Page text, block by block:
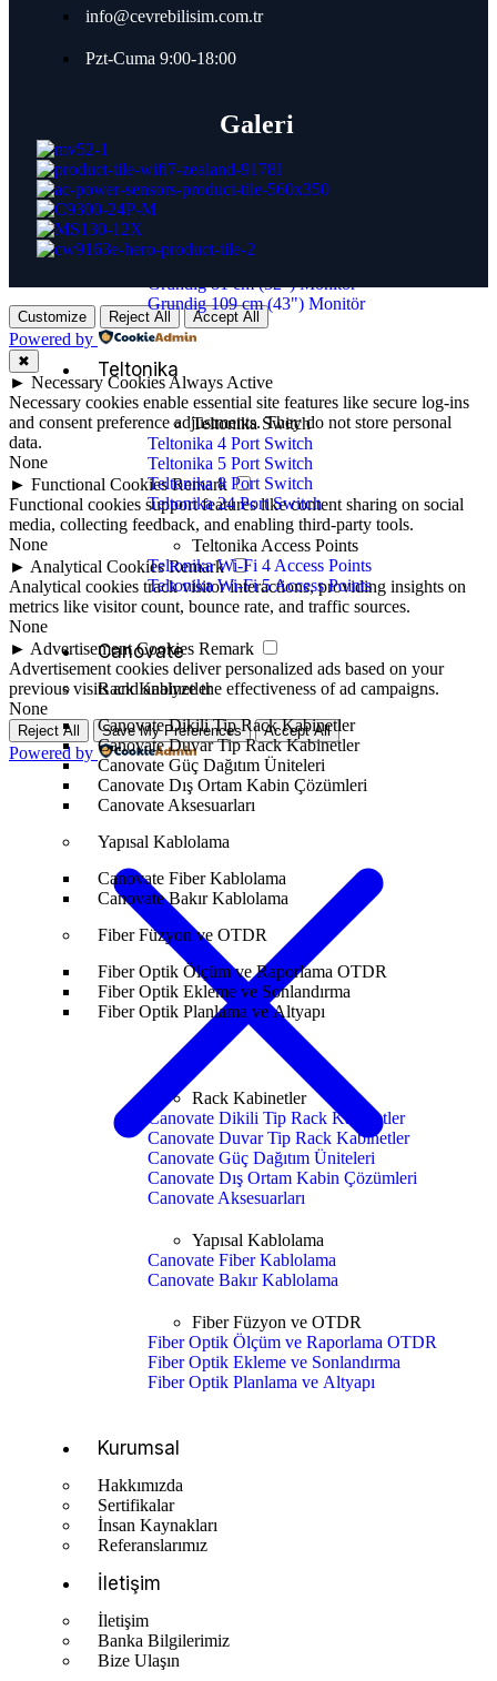
Grundig Dome Turret Kameraları
Grundig Termal Kameraları
Grundig CCTV Monitörleri
Grundig 25,6 cm (10,1") Monitör
Grundig 61 cm (23,8") Monitör
Grundig 68,5 cm (27") Monitör
Grundig 81 cm (32") Monitör
Grundig 109 cm (43") Monitör
Teltonika
Teltonika Switch
Teltonika 4 Port Switch
Teltonika 5 Port Switch
Teltonika 8 Port Switch
Teltonika 24 Port Switch
Teltonika Access Points
Teltonika Wi-Fi 4 Access Points
Teltonika Wi-Fi 5 Access Points
Canovate
Rack Kabinetler
Canovate Dikili Tip Rack Kabinetler
Canovate Duvar Tip Rack Kabinetler
Canovate Güç Dağıtım Üniteleri
Canovate Dış Ortam Kabin Çözümleri
Canovate Aksesuarları
Yapısal Kablolama
Canovate Fiber Kablolama
Canovate Bakır Kablolama
Fiber Füzyon ve OTDR
Fiber Optik Ölçüm ve Raporlama OTDR
Fiber Optik Ekleme ve Sonlandırma
Fiber Optik Planlama ve Altyapı
Rack Kabinetler
Canovate Dikili Tip Rack Kabinetler
Canovate Duvar Tip Rack Kabinetler
Canovate Güç Dağıtım Üniteleri
Canovate Dış Ortam Kabin Çözümleri
Canovate Aksesuarları
Yapısal Kablolama
Canovate Fiber Kablolama
Canovate Bakır Kablolama
Fiber Füzyon ve OTDR
Fiber Optik Ölçüm ve Raporlama OTDR
Fiber Optik Ekleme ve Sonlandırma
Fiber Optik Planlama ve Altyapı
Kurumsal
Hakkımızda
Sertifikalar
İnsan Kaynakları
Referanslarımız
İletişim
İletişim
Banka Bilgilerimiz
Bize Ulaşın
info@cevrebilisim.com.tr
Pzt-Cuma 9:00-18:00
Galeri
Customize Reject All Accept All
Powered by
✖
► Necessary Cookies Always Active
Necessary cookies enable essential site features like secure log-ins
and consent preference adjustments. They do not store personal
data.
None
► Functional Cookies Remark
Functional cookies support features like content sharing on social
media, collecting feedback, and enabling third-party tools.
None
► Analytical Cookies Remark
Analytical cookies track visitor interactions, providing insights on
metrics like visitor count, bounce rate, and traffic sources.
None
► Advertisement Cookies Remark
Advertisement cookies deliver personalized ads based on your
previous visits and analyze the effectiveness of ad campaigns.
None
Reject All Save My Preferences Accept All
Powered by